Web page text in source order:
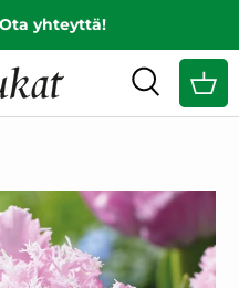
yhteyttä!
Haku